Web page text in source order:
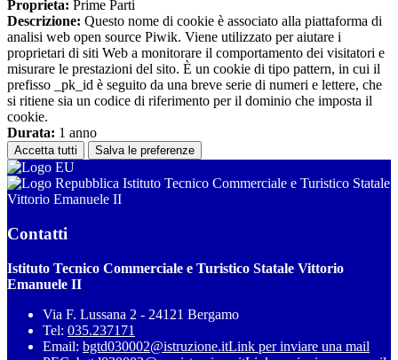
Proprieta: Prime Parti
Descrizione: Questo nome di cookie è associato alla piattaforma di
analisi web open source Piwik. Viene utilizzato per aiutare i
proprietari di siti Web a monitorare il comportamento dei visitatori e
misurare le prestazioni del sito. È un cookie di tipo pattern, in cui il
prefisso _pk_id è seguito da una breve serie di numeri e lettere, che
si ritiene sia un codice di riferimento per il dominio che imposta il
cookie.
Durata: 1 anno
Accetta tutti Salva le preferenze
Istituto Tecnico Commerciale e Turistico Statale
Vittorio Emanuele II
Contatti
Istituto Tecnico Commerciale e Turistico Statale Vittorio
Emanuele II
Via F. Lussana 2 - 24121 Bergamo
Tel: 035.237171
Email: bgtd030002@istruzione.itLink per inviare una mail